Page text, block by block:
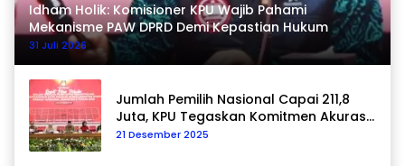
Idham Holik: Komisioner KPU Wajib Pahami
Mekanisme PAW DPRD Demi Kepastian Hukum
31 Juli 2026
Jumlah Pemilih Nasional Capai 211,8
Juta, KPU Tegaskan Komitmen Akurasi
Data Berkelanjutan
21 Desember 2025